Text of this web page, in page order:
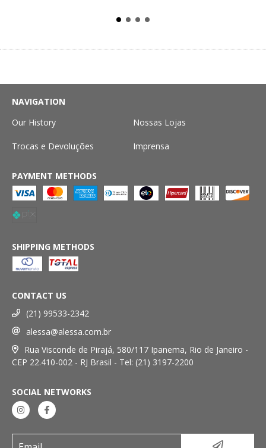
NAVIGATION
Our History
Nossas Lojas
Trocas e Devoluções Imprensa
PAYMENT METHODS
SHIPPING METHODS
CONTACT US
(21) 99533-2342
alessa@alessa.com.br
Rua Visconde de Pirajá, 580/117 Ipanema, Rio de Janeiro -
CEP 22.410-002 - RJ Brasil - Tel: (21) 3197-2200
SOCIAL NETWORKS